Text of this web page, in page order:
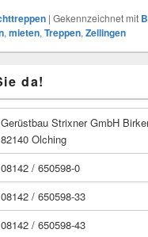
| Gekennzeichnet mit
, mieten, Treppen, Zellingen
da!
Gerüstbau Strixner GmbH
82140 Olching
08142 / 650598-0
08142 / 650598-33
08142 / 650598-43